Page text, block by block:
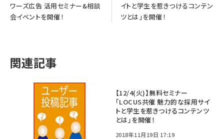
ワーズ広告 活用セミナー&相談
会イベントを開催！
イトと学生を惹きつけるコンテン
ツとは」を開催！
関連記事
【12/4(火)】無料セミナー
「LOCUS共催 魅力的な採用サイ
トと学生を惹きつけるコンテンツ
とは」を開催！
2018年11月19日 17:19